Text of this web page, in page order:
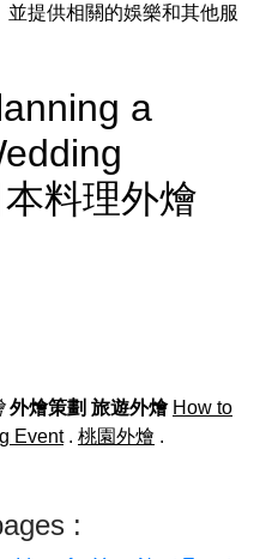
提供相關的娛樂和其他服
a
料理外燴
外燴策劃 旅遊外燴 How to
Event. 桃園外燴 .
: